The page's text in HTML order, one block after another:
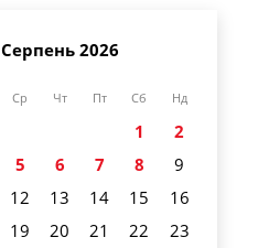
Серпень 2026
Ср Чт Пт Сб Нд
1
2
5 6 7 8
9
12 13 14 15
16
19 20 21 22
23